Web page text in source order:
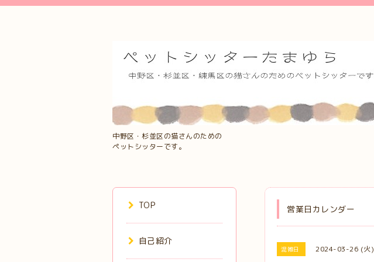
中野区・杉並区の猫さんのための
ペットシッターです。
営業日カレンダー
混雑日 2024-03-26 (火)
TOP
自己紹介